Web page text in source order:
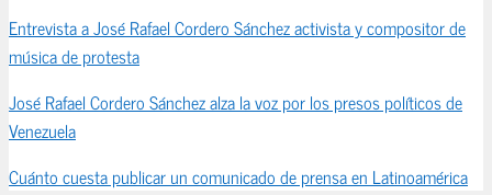
Entrevista a José Rafael Cordero Sánchez activista y compositor de
música de protesta
José Rafael Cordero Sánchez alza la voz por los presos políticos de
Venezuela
Cuánto cuesta publicar un comunicado de prensa en Latinoamérica